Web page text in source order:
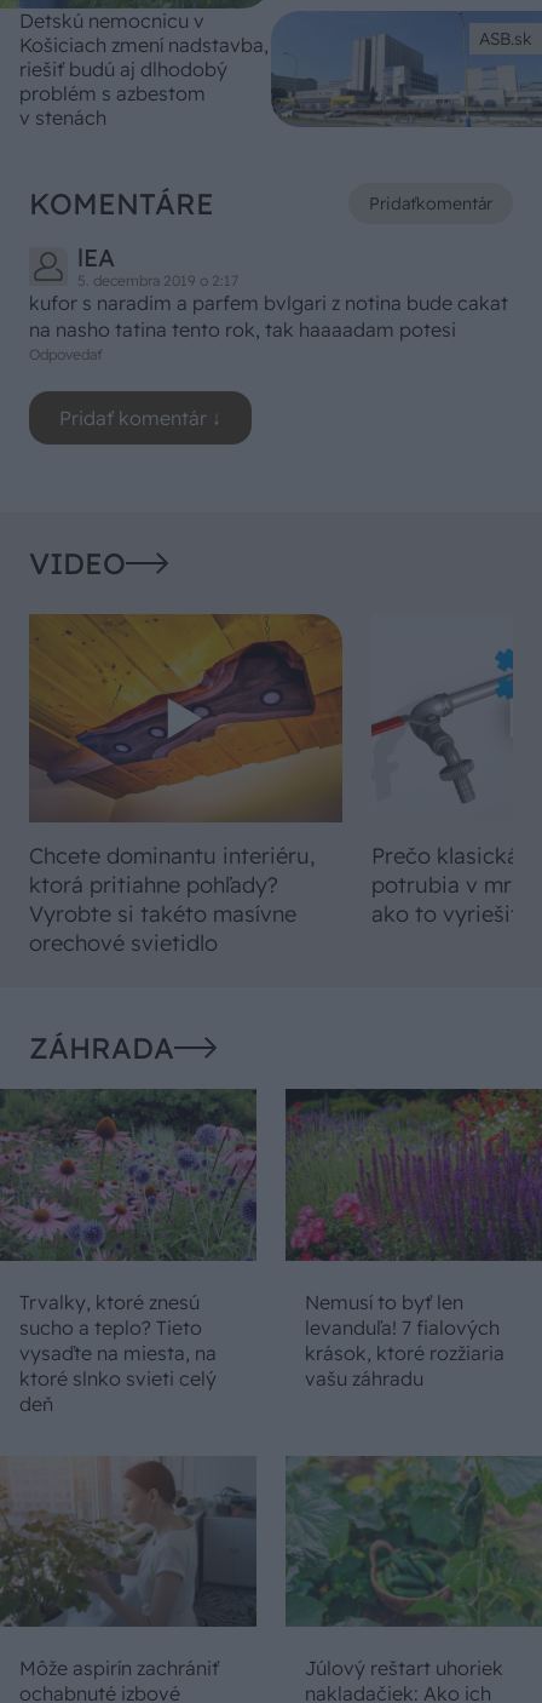
ASB.sk
Detskú nemocnicu v
Košiciach zmení nadstavba,
riešiť budú aj dlhodobý
problém s azbestom
v stenách
KOMENTÁRE Pridaťkomentár
lEA
5. decembra 2019 o 2:17
kufor s naradim a parfem bvlgari z notina bude cakat
na nasho tatina tento rok, tak haaaadam potesi
Odpovedať
VIDEO
Chcete dominantu interiéru,
ktorá pritiahne pohľady?
Vyrobte si takéto masívne
orechové svietidlo
Prečo klasická
potrubia v
ako to vyriešiť
ZÁHRADA
Trvalky, ktoré znesú
sucho a teplo? Tieto
vysaďte na miesta, na
ktoré slnko svieti celý
deň
Nemusí to byť len
levanduľa! 7 fialových
krások, ktoré rozžiaria
vašu záhradu
Môže aspirín zachrániť
ochabnuté izbové
Júlový reštart uhoriek
nakladačiek: Ako ich